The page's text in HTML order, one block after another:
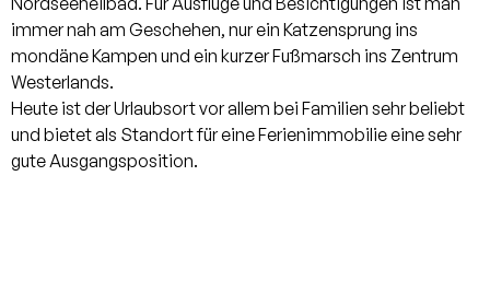
immer nah am Geschehen, nur ein Katzensprung ins
mondäne Kampen und ein kurzer Fußmarsch ins Zentrum
Westerlands.
Heute ist der Urlaubsort vor allem bei Familien sehr beliebt
und bietet als Standort für eine Ferienimmobilie eine sehr
gute Ausgangsposition.